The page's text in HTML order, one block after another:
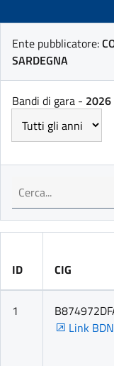
Ente pubblicatore:
SARDEGNA
Bandi di gara - 2026
ID CIG
1
Link